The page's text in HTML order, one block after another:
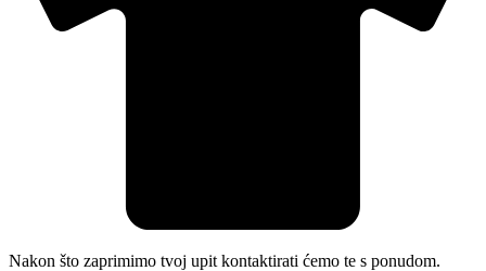
Nakon što zaprimimo tvoj upit kontaktirati ćemo te s ponudom.